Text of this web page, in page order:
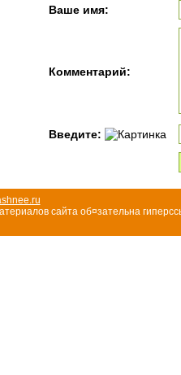
Ваше имя:
Комментарий:
Введите:
сайта об¤зательна